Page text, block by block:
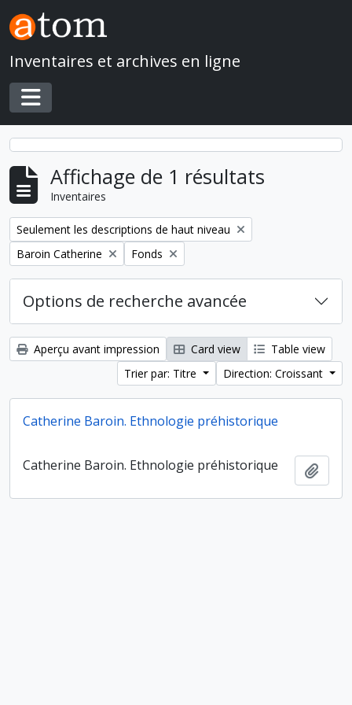
Skip to main content
Inventaires et archives en ligne
Toggle navigation
Affichage de 1 résultats
Inventaires
Remove filter:
Seulement les descriptions de haut niveau
Remove filter:
Baroin Catherine Remove filter:
Fonds
Options de recherche avancée
Aperçu avant impression Card view
Table view
Trier par: Titre
Direction: Croissant
Catherine Baroin. Ethnologie préhistorique
Catherine Baroin. Ethnologie préhistorique